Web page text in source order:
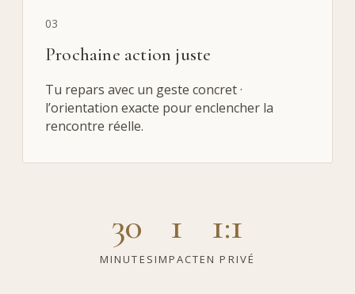
03
Prochaine action juste
Tu repars avec un geste concret ·
l’orientation exacte pour enclencher la
rencontre réelle.
30
MINUTES
1
IMPACT
1:1
EN PRIVÉ